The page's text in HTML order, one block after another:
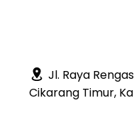
Jl. Raya
Cikarang Timur,